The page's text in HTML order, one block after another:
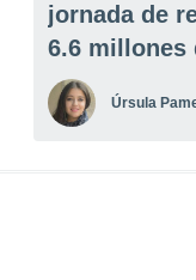
jornada de
6.6 millones
agosto
Úrsula